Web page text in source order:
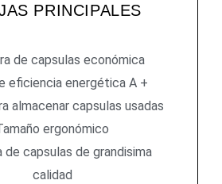
PRINCIPALES
de capsulas económica
eficiencia energética A +
almacenar capsulas usadas
ergonómico
de capsulas de grandisima
calidad